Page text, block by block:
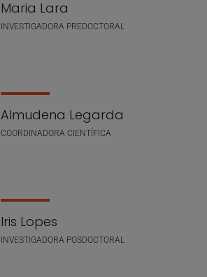
Maria Lara
INVESTIGADORA PREDOCTORAL
Almudena Legarda
COORDINADORA CIENTÍFICA
Iris Lopes
INVESTIGADORA POSDOCTORAL